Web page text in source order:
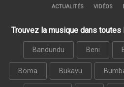
ACTUALITÉS VIDÉOS
Trouvez la musique dans
Bandundu Beni
Boma Bukavu